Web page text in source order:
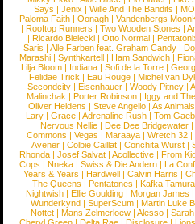
Says | Jenix | Wille And The Bandits | MO
Paloma Faith |Oonagh |Vandenbergs
|Rooftop Runners |Two Wooden Stones |
| Ricardo Bielecki | Otto Normal |
Saris | Alle Farben feat. Graham Candy |
Marashi | Synthkartell | Ham Sandwich |
Lilja Bloom | Indiana | Sofi de la Torre |
Felidae Trick | Eau Rouge | Michel van
Secondcity |Eisenhauer |Woody Pitney |
Malinchak |Porter Robinson | Iggy and
Oliver Heldens |Steve Angello |As Animals
Lary | Grace | Adrenaline Rush | Tom
Nervous Nellie | Dee Dee Bridgewater |
Commons |Vegas |Maraaya |Wretch 32 |
Avener | Colbie Caillat | Conchita Wurst |
Rhonda | Josef Salvat | Acollective | From
Cops | Nneka | Swiss & Die Andern | La
Years & Years |Hardwell |Calvin Harris |
The Queens | Pentatones | Kafka Tamura
Nightwish |Ellie Goulding |Morgan James
Wunderkynd | SuperScum | Martin Luke
Nottet |Mans Zelmerloew |Alesso |